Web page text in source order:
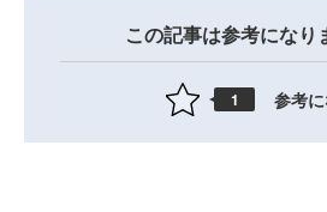
この記事は参考になり
1 参考